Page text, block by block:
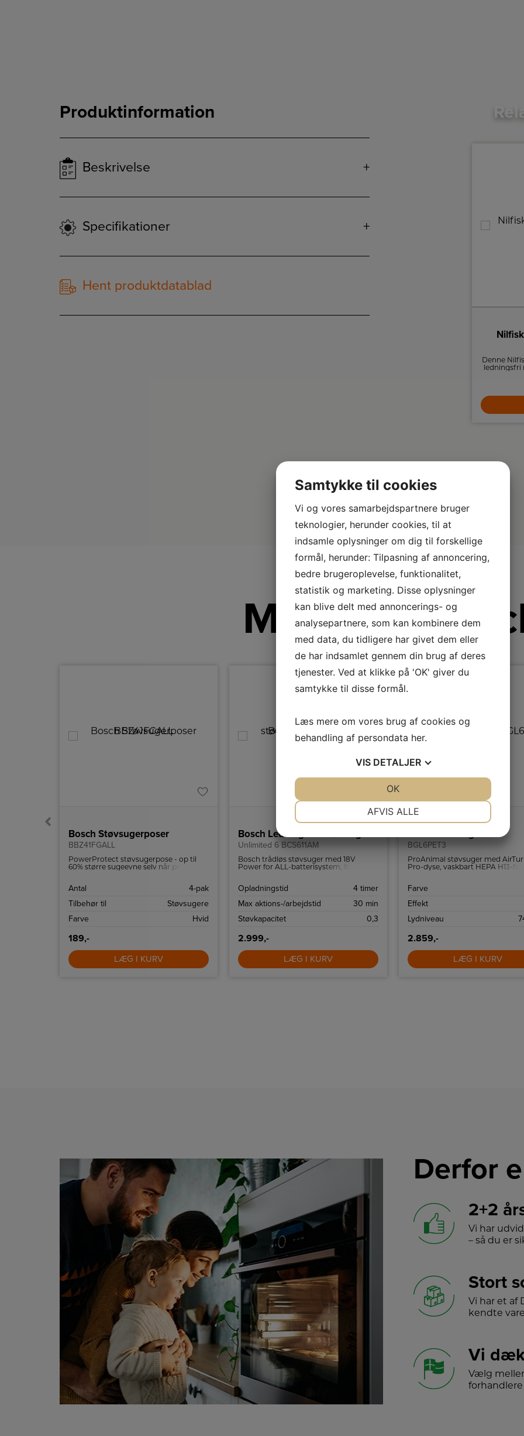
Produktinformation
Beskrivelse
Specifikationer
Hent produktdatablad
Denne
ledningsfri
LED lys
Mere fra
Bosch Støvsugerposer
BBZ41FGALL
PowerProtect støvsugerpose - op til
60% større sugeevne selv når posen er
Antal
4-pak
Tilbehør til
Støvsugere
Farve
Hvid
189,-
LÆG I KURV
Bosch Ledningsfrie støvsuger
Unlimited 6 BCS611AM
Bosch trådløs støvsuger med 18V
Power for ALL-batterisystem, fleksibelt
Opladningstid
4 timer
Max aktions-/arbejdstid
30 min
Støvkapacitet
0,3
2.999,-
LÆG I KURV
BGL6PET3
ProAnimal støvsuger med
Pro-dyse, vaskbart HEPA H13-
Farve
Effekt
Lydniveau
2.859,-
LÆG I KURV
Derfor
2+2
Vi har
– så du er
Stort
Vi har et af
kendte
Vi
Vælg
Samtykke til cookies
Vi og vores samarbejdspartnere bruger
teknologier, herunder cookies, til at
indsamle oplysninger om dig til forskellige
formål, herunder: Tilpasning af annoncering,
bedre brugeroplevelse, funktionalitet,
statistik og marketing. Disse oplysninger
kan blive delt med annoncerings- og
analysepartnere, som kan kombinere dem
med data, du tidligere har givet dem eller
de har indsamlet gennem din brug af deres
tjenester. Ved at klikke på 'OK' giver du
samtykke til disse formål.
Læs mere om vores brug af cookies og
behandling af persondata her.
VIS DETALJER
STATISTIK
AFVIS ALLE
OK